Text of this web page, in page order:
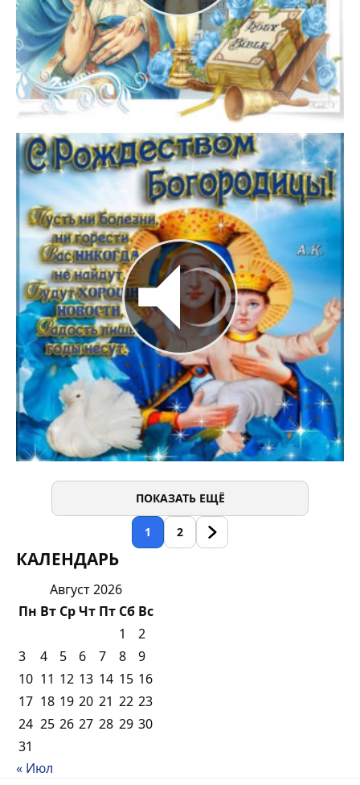
ПОКАЗАТЬ ЕЩЁ
1 2
КАЛЕНДАРЬ
Август 2026
Пн Вт СрЧт Пт Сб Вс
1
2
3
4 5 6 7 8
9
10 11 12 13 14 15 16
17 18 19 20 21 22 23
24 25 26 27 28 29 30
31
« Июл